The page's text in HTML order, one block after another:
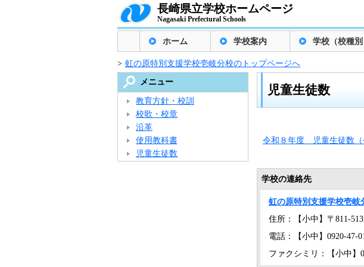
長崎県立学校ホームページ
Nagasaki Prefectural Schools
ホーム 学校案内 学校（校種
> 虹の原特別支援学校壱岐分校のトップページへ
児童生徒数
令和８年度 児童生徒数（
学校の連絡先
虹の原特別支援学校壱岐
住所：【小中】〒811-
電話：【小中】0920-47-
ファクシミリ：【小中】
メニュー
教育方針・校訓
校歌・校章
沿革
使用教科書
児童生徒数